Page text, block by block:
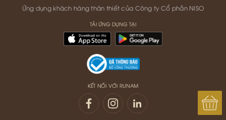
Ứng dụng khách hàng thân thiết của Công ty Cổ phần NISO
TẢI ỨNG DỤNG TẠI
KẾT NỐI VỚI RUNAM